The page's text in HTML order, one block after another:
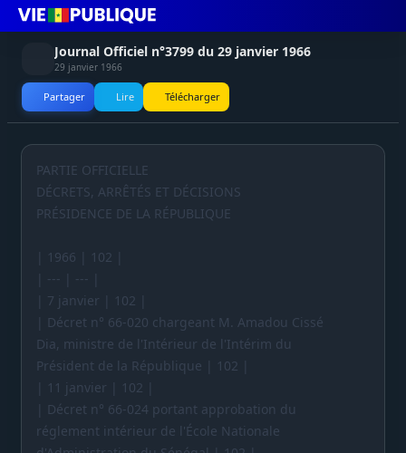
Journal Officiel n°3799 du 29 janvier 1966
29 janvier 1966
Partager Lire Télécharger
PARTIE OFFICIELLE
DÉCRETS, ARRÊTÉS ET DÉCISIONS
PRÉSIDENCE DE LA RÉPUBLIQUE
| 1966 | 102 |
| --- | --- |
| 7 janvier | 102 |
| Décret n° 66-020 chargeant M. Amadou Cissé
Dia, ministre de l'Intérieur de l'Intérim du
Président de la République | 102 |
| 11 janvier | 102 |
| Décret n° 66-024 portant approbation du
réglement intérieur de l'École Nationale